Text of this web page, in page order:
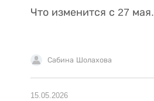
Что изменится с 27 мая.
Сабина Шолахова
15.05.2026